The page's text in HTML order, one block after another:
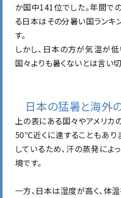
か国中141位でした。年間で
る日本はその分暑い国ランキ
す。
しかし、日本の方が気温が低
国々よりも暑くないとは言い
日本の猛暑と海外
上の表にある国々やアメリカ
50℃近くに達することもあり
しているため、汗の蒸発によ
境です。
一方、日本は湿度が高く、体